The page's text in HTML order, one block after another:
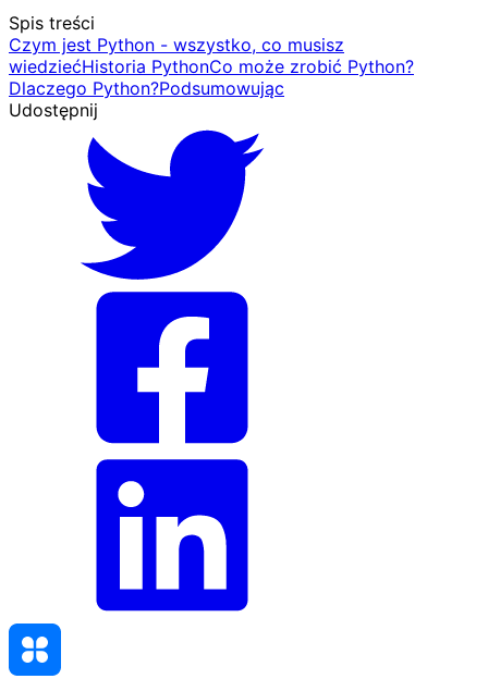
Spis treści
Czym jest Python - wszystko, co musisz
wiedziećHistoria PythonCo może zrobić Python?
Dlaczego Python?Podsumowując
Udostępnij